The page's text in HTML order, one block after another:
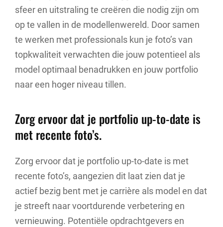
sfeer en uitstraling te creëren die nodig zijn om
op te vallen in de modellenwereld. Door samen
te werken met professionals kun je foto’s van
topkwaliteit verwachten die jouw potentieel als
model optimaal benadrukken en jouw portfolio
naar een hoger niveau tillen.
Zorg ervoor dat je portfolio up-to-date is
met recente foto’s.
Zorg ervoor dat je portfolio up-to-date is met
recente foto’s, aangezien dit laat zien dat je
actief bezig bent met je carrière als model en dat
je streeft naar voortdurende verbetering en
vernieuwing. Potentiële opdrachtgevers en